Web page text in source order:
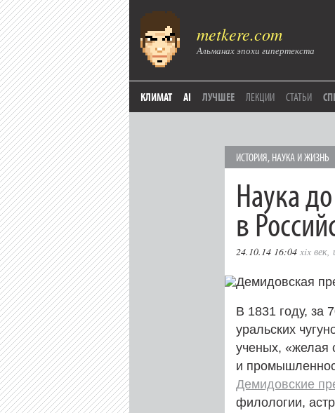
metkere.com
Альманах эпохи гипертекста
КЛИМАТ AI ЛУЧШЕЕ ЛЕКЦИИ СТАТЬИ
ИСТОРИЯ, НАУКА И ЖИЗНЬ
Наука
в
24.10.14 16:04 xix век,
В 1831 году, за
уральских
ученых, «желая
и
Демидовские
филологии,